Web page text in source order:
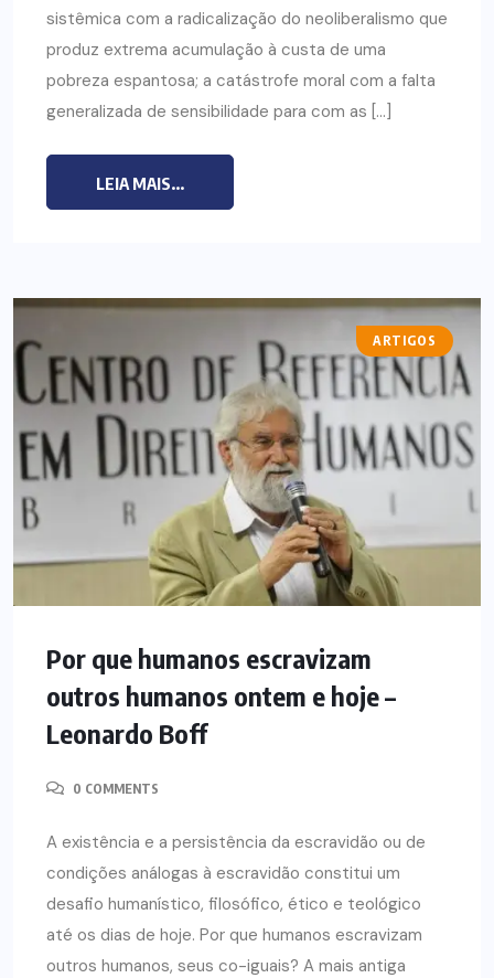
sistêmica com a radicalização do neoliberalismo que
produz extrema acumulação à custa de uma
pobreza espantosa; a catástrofe moral com a falta
generalizada de sensibilidade para com as […]
LEIA MAIS...
ARTIGOS
Por que humanos escravizam
outros humanos ontem e hoje –
Leonardo Boff
0 COMMENTS
A existência e a persistência da escravidão ou de
condições análogas à escravidão constitui um
desafio humanístico, filosófico, ético e teológico
até os dias de hoje. Por que humanos escravizam
outros humanos, seus co-iguais? A mais antiga